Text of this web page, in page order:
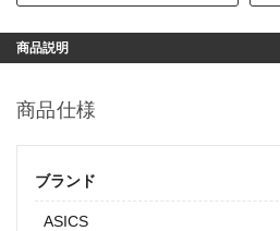
商品説明
商品仕様
ブランド
ASICS